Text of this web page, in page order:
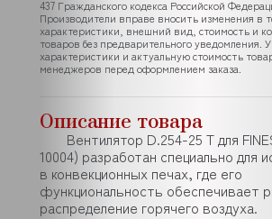
437 Гражданского кодекса Российской
Производители вправе вносить изменения в
характеристики, внешний вид, стоимость и
товаров без предварительного уведомления.
характеристики и актуальную стоимость
менеджеров перед оформлением заказа.
Описание товара
Вентилятор D.254-25 T для
10004) разработан специально для
в конвекционных печах, где его
функциональность обеспечивает
распределение горячего воздуха.